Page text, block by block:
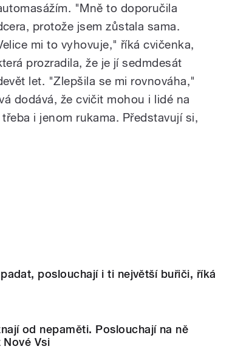
"Mně to doporučila
protože jsem zůstala sama.
mi to vyhovuje," říká cvičenka,
prozradila, že je jí sedmdesát
let. "Zlepšila se mi rovnováha,"
dodává, že cvičit mohou i lidé na
i jenom rukama. Představují si,
poslouchají i ti největší buřiči, říká
od nepaměti. Poslouchají na ně
Vsi